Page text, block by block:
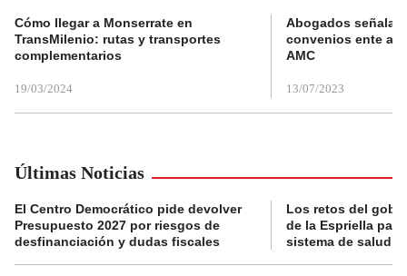
Cómo llegar a Monserrate en
TransMilenio: rutas y transportes
complementarios
19/03/2024
Abogados
convenios ente
AMC
13/07/2023
Últimas Noticias
El Centro Democrático pide devolver
Presupuesto 2027 por riesgos de
desfinanciación y dudas fiscales
Los retos del
de la Espriella
sistema de salud